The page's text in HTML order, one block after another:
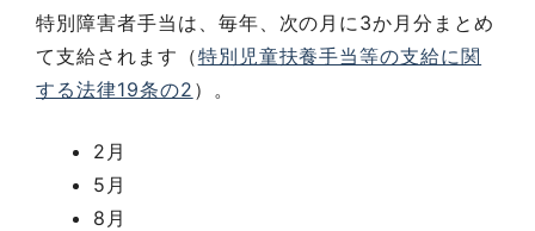
特別障害者手当は、毎年、次の月に3か月分まとめ
て支給されます（特別児童扶養手当等の支給に関
する法律19条の2 ）。
2月
5月
8月